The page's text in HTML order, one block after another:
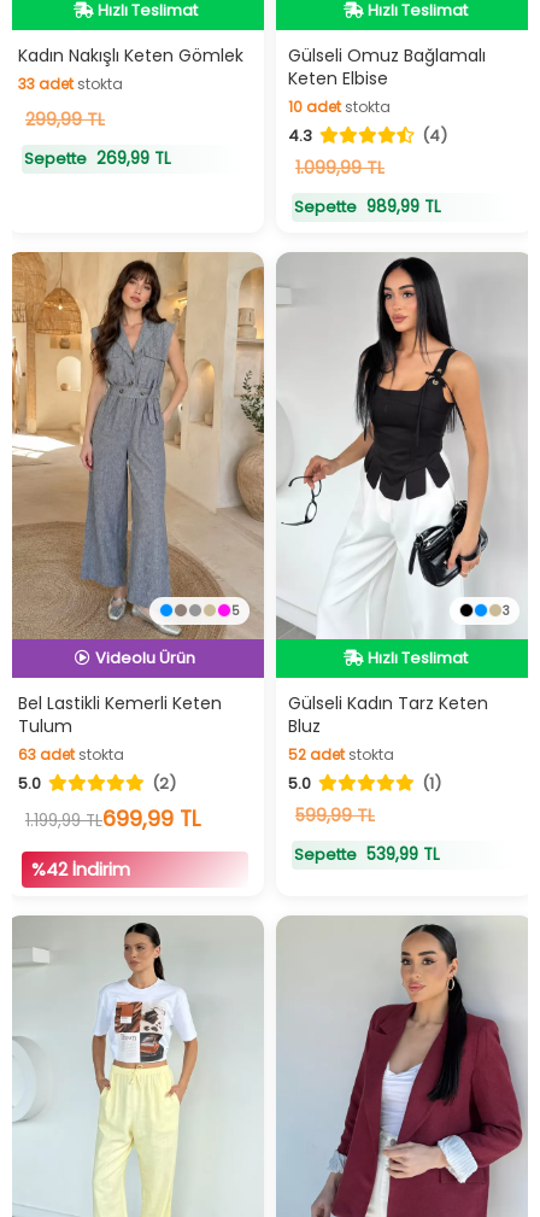
Hızlı Teslimat
Kadın Nakışlı Keten Gömlek
stokta
299,99 TL
Sepette 269,99 TL
Hızlı Teslimat
Gülseli Omuz Bağlamalı
Keten Elbise
10 adetstokta
4.3 (4)
1.099,99 TL
Sepette 989,99 TL
5
İndirimli Ürün
Hızlı Teslimat
Videolu Ürün
Bel Lastikli Kemerli Keten
Tulum
63 adetstokta
5.0
(2)
1.199,99 TL699,99 TL
%42 İndirim
3
Hızlı Teslimat
Hızlı Teslimat
Gülseli Kadın Tarz Keten
Bluz
52 adetstokta
5.0 (1)
599,99 TL
Sepette 539,99 TL